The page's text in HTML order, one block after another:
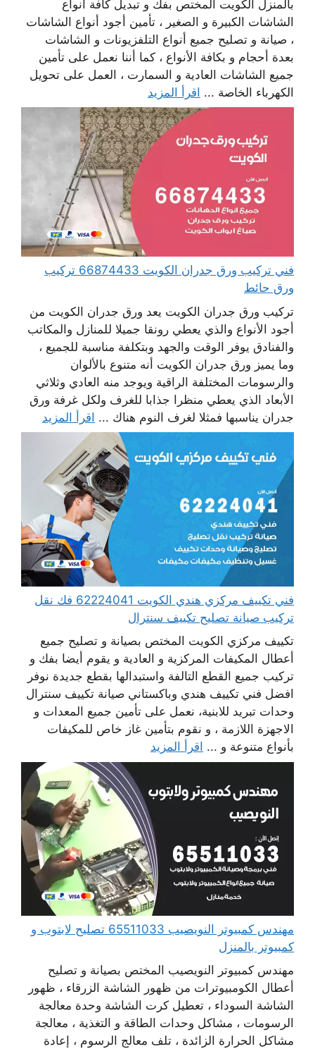
بالمنزل الكويت المختص بفك و تبديل كافة أنواع
الشاشات الكبيرة و الصغير ، تأمين أجود أنواع الشاشات
، صيانة و تصليح جميع أنواع التلفزيونات و الشاشات
بعدة أحجام و بكافة الأنواع ، كما أننا نعمل على تأمين
جميع الشاشات العادية و السمارت ، العمل على تحويل
الكهرباء الخاصة ... اقرأ المزيد
فني تركيب ورق جدران الكويت 66874433 تركيب
ورق حائط
تركيب ورق جدران الكويت يعد ورق جدران الكويت من
أجود الأنواع والذي يعطي رونقا جميلا للمنازل والمكاتب
والفنادق يوفر الوقت والجهد وبتكلفة مناسبة للجميع ،
وما يميز ورق جدران الكويت أنه متنوع بالألوان
والرسومات المختلفة الراقية ويوجد منه العادي وثلاثي
الأبعاد الذي يعطي منظرا جذابا للغرف ولكل غرفة ورق
جدران يناسبها فمثلا لغرف النوم هناك ... اقرأ المزيد
فني تكييف مركزي هندي الكويت 62224041 فك نقل
تركيب صيانة تصليح تكييف سنترال
تكييف مركزي الكويت المختص بصيانة و تصليح جميع
أعطال المكيفات المركزية و العادية و يقوم أيضا بفك و
تركيب جميع القطع التالفة واستبدالها بقطع جديدة نوفر
افضل فني تكييف هندي وباكستاني صيانة تكييف سنترال
وحدات تبريد للابنية، نعمل على تأمين جميع المعدات و
الاجهزة اللازمة ، و نقوم بتأمين غاز خاص للمكيفات
بأنواع متنوعة و ... اقرأ المزيد
مهندس كمبيوتر النويصيب 65511033 تصليح لابتوب و
كمبيوتر بالمنزل
مهندس كمبيوتر النويصيب المختص بصيانة و تصليح
أعطال الكومبيوترات من ظهور الشاشة الزرقاء ، ظهور
الشاشة السوداء ، تعطيل كرت الشاشة وحدة معالجة
الرسومات ، مشاكل وحدات الطاقة و التغذية ، معالجة
مشاكل الحرارة الزائدة ، تلف معالج الرسوم ، إعادة